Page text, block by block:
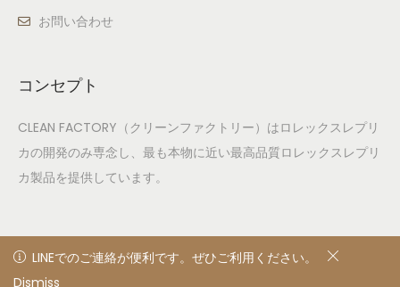
LINEでのご連絡が便利です。ぜひご利用ください。
お問い合わせ
コンセプト
CLEAN FACTORY（クリーンファクトリー）はロレックスレプリ
カの開発のみ専念し、最も本物に近い最高品質ロレックスレプリ
カ製品を提供しています。
LINEでのご連絡が便利です。ぜひご利用ください。
Dismiss